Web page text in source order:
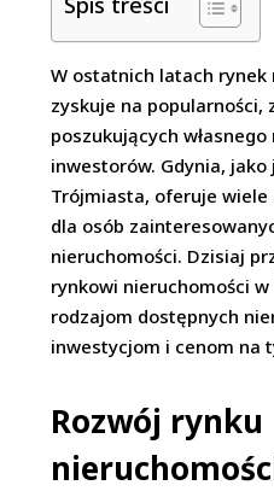
W ostatnich latach rynek
zyskuje na popularności,
poszukujących
inwestorów. Gdynia,
Trójmiasta, oferuje
dla osób
nieruchomości. Dzisiaj
rynkowi nieruchomości
rodzajom dostępnych
inwestycjom i cenom na
Rozwój rynku